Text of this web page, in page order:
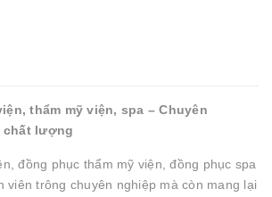
thẩm mỹ viện, spa – Chuyên
chất lượng
đồng phục thẩm mỹ viện, đồng phục spa
viên trông chuyên nghiệp mà còn mang lại